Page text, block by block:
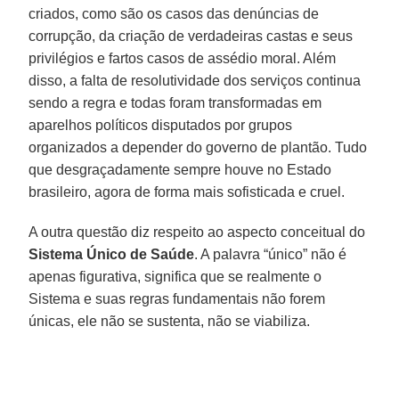
criados, como são os casos das denúncias de
corrupção, da criação de verdadeiras castas e seus
privilégios e fartos casos de assédio moral. Além
disso, a falta de resolutividade dos serviços continua
sendo a regra e todas foram transformadas em
aparelhos políticos disputados por grupos
organizados a depender do governo de plantão. Tudo
que desgraçadamente sempre houve no Estado
brasileiro, agora de forma mais sofisticada e cruel.
A outra questão diz respeito ao aspecto conceitual do
Sistema Único de Saúde. A palavra “único” não é
apenas figurativa, significa que se realmente o
Sistema e suas regras fundamentais não forem
únicas, ele não se sustenta, não se viabiliza.